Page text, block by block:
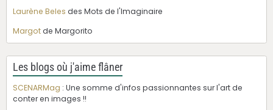
Laurène Beles des Mots de l'Imaginaire
Margotde Margorito
Les blogs où j'aime flâner
SCENARMag : Une somme d'infos passionnantes sur l'art de
conter en images !!